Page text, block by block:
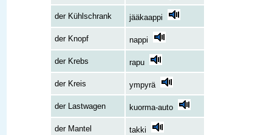
der Kühlschrank jääkaappi
der Knopf nappi
der Krebs rapu
der Kreis ympyrä
der Lastwagen kuorma-auto
der Mantel takki